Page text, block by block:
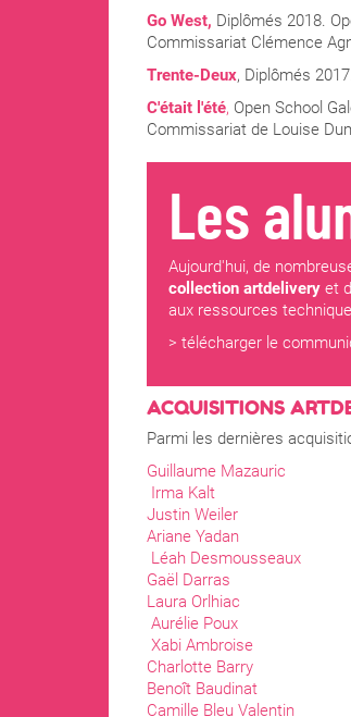
Go West, Diplômés 2018.
Commissariat Clémence
Trente-Deux, Diplômés
C'était l'été, Open School
Commissariat de Louise
Les
Aujourd'hui, de
collection artdelivery et
aux ressources
> télécharger le
ACQUISITIONS
Parmi les dernières
Guillaume Mazauric
Irma Kalt
Justin Weiler
Ariane Yadan
Léah Desmousseaux
Gaël Darras
Laura Orlhiac
Aurélie Poux
Xabi Ambroise
Charlotte Barry
Benoît Baudinat
Camille Bleu Valentin